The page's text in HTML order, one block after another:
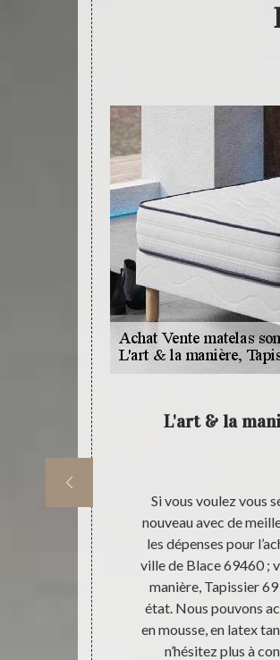
L'art & la
Si vous voulez vous
nouveau avec de
les dépenses pour
ville de Blace 69460 ;
manière, Tapissier
état. Nous pouvons
en mousse, en latex
n’hésitez plus à